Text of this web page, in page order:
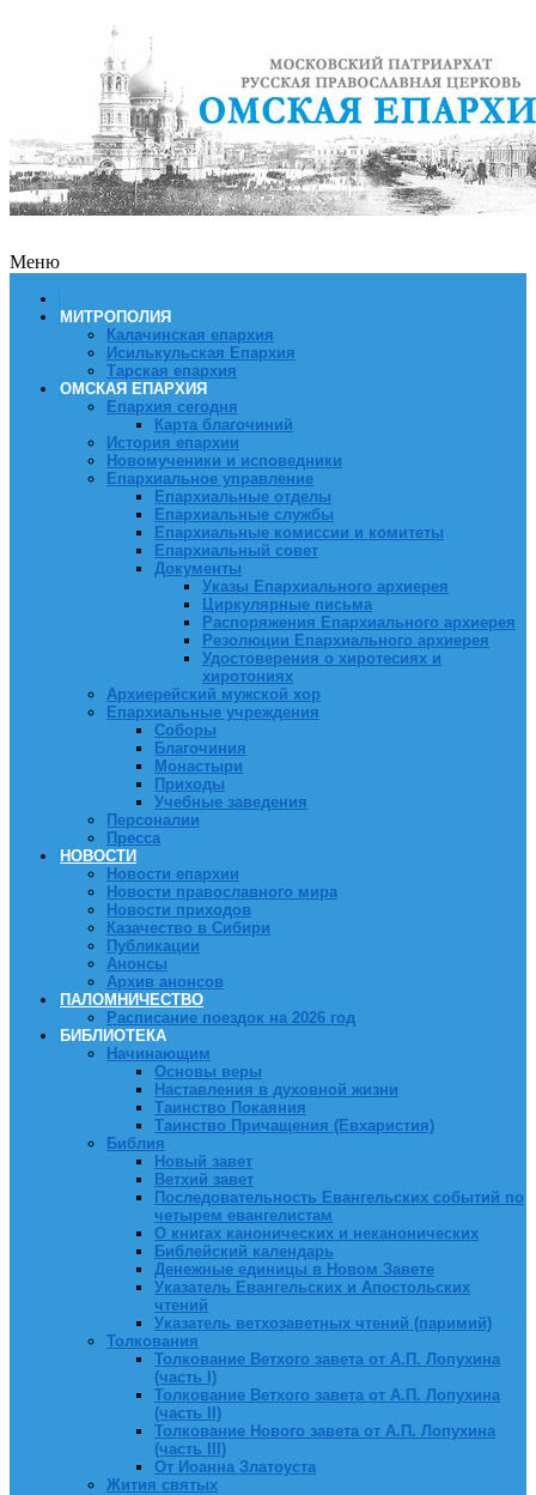
Меню
МИТРОПОЛИЯ
Калачинская епархия
Исилькульская Епархия
Тарская епархия
ОМСКАЯ ЕПАРХИЯ
Епархия сегодня
Карта благочиний
История епархии
Новомученики и исповедники
Епархиальное управление
Епархиальные отделы
Епархиальные службы
Епархиальные комиссии и комитеты
Епархиальный совет
Документы
Указы Епархиального архиерея
Циркулярные письма
Распоряжения Епархиального архиерея
Резолюции Епархиального архиерея
Удостоверения о хиротесиях и
хиротониях
Архиерейский мужской хор
Епархиальные учреждения
Соборы
Благочиния
Монастыри
Приходы
Учебные заведения
Персоналии
Пресса
НОВОСТИ
Новости епархии
Новости православного мира
Новости приходов
Казачество в Сибири
Публикации
Анонсы
Архив анонсов
ПАЛОМНИЧЕСТВО
Расписание поездок на 2026 год
БИБЛИОТЕКА
Начинающим
Основы веры
Наставления в духовной жизни
Таинство Покаяния
Таинство Причащения (Евхаристия)
Библия
Новый завет
Ветхий завет
Последовательность Евангельских событий по
четырем евангелистам
О книгах канонических и неканонических
Библейский календарь
Денежные единицы в Новом Завете
Указатель Евангельских и Апостольских
чтений
Указатель ветхозаветных чтений (паримий)
Толкования
Толкование Ветхого завета от А.П. Лопухина
(часть I)
Толкование Ветхого завета от А.П. Лопухина
(часть II)
Толкование Нового завета от А.П. Лопухина
(часть III)
От Иоанна Златоуста
Жития святых